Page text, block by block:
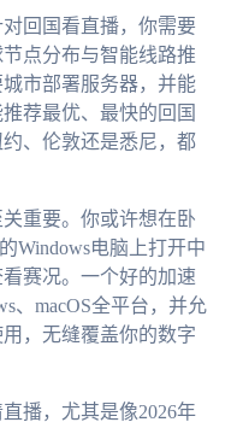
回国看直播，你需要
点分布与智能线路推
市部署服务器，并能
荐最优、最快的回国
、伦敦还是悉尼，都
重要。你或许想在卧
Windows电脑上打开中
赛况。一个好的加速
、macOS全平台，并允
，无缝覆盖你的数字
播，尤其是像2026年